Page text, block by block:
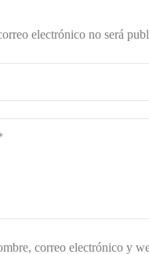
electrónico no será
correo electrónico y